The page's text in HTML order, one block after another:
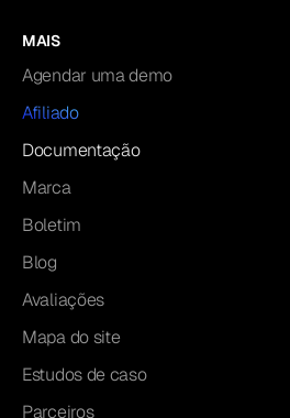
MAIS
Agendar uma demo
Afiliado
Documentação
Marca
Boletim
Blog
Avaliações
Mapa do site
Estudos de caso
Parceiros